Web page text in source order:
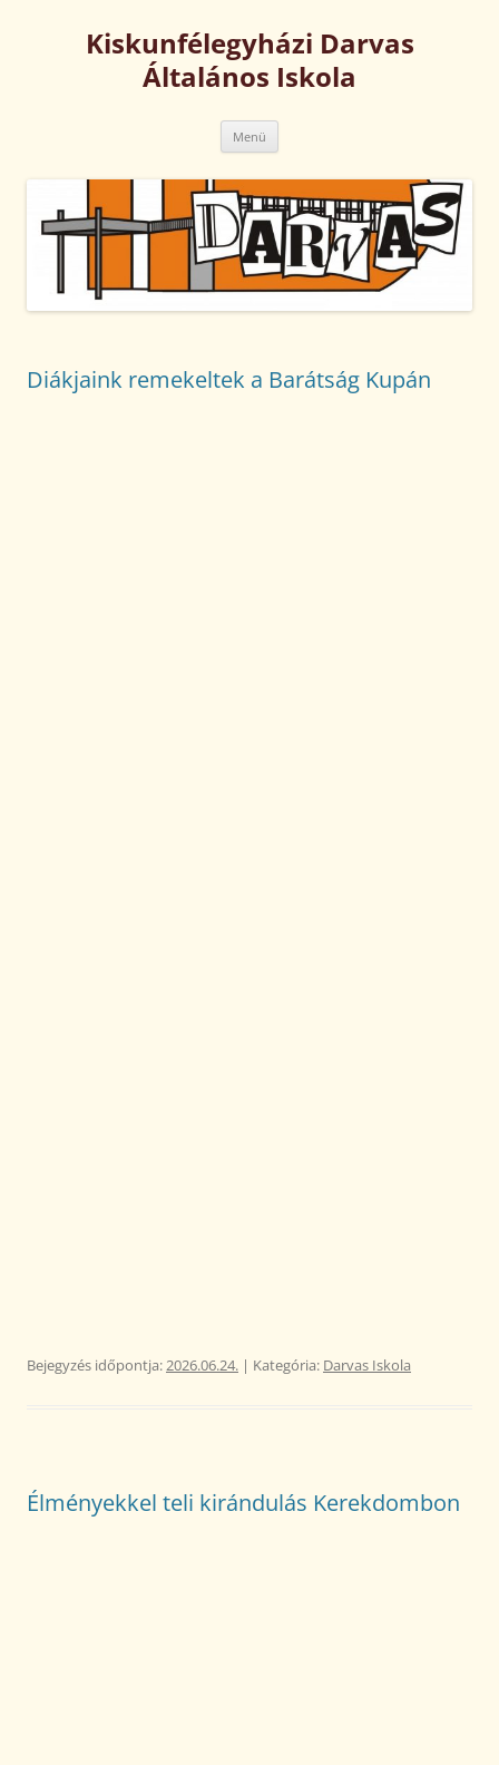
tartalombaKiskunfélegyházi Darvas
Általános Iskola
Menü
Diákjaink remekeltek a Barátság Kupán
Bejegyzés időpontja:2026.06.24. | Kategória: Darvas Iskola
Élményekkel teli kirándulás Kerekdombon